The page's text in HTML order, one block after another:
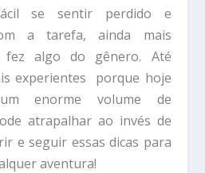
se sentir perdido e
a tarefa, ainda mais
fez algo do gênero. Até
experientes porque hoje
enorme volume de
atrapalhar ao invés de
e seguir essas dicas para
aventura!